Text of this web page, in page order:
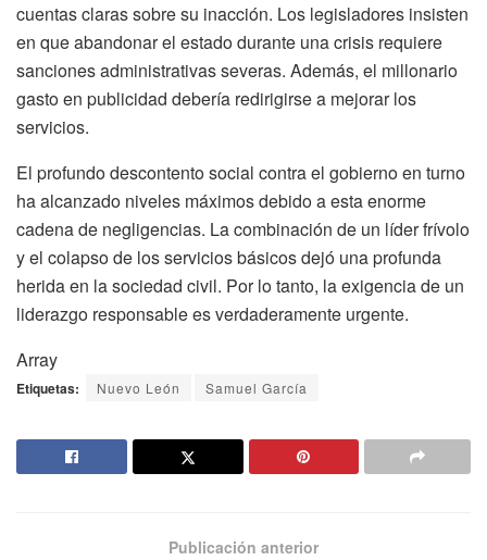
cuentas claras sobre su inacción. Los legisladores insisten
en que abandonar el estado durante una crisis requiere
sanciones administrativas severas. Además, el millonario
gasto en publicidad debería redirigirse a mejorar los
servicios.
El profundo descontento social contra el gobierno en turno
ha alcanzado niveles máximos debido a esta enorme
cadena de negligencias. La combinación de un líder frívolo
y el colapso de los servicios básicos dejó una profunda
herida en la sociedad civil. Por lo tanto, la exigencia de un
liderazgo responsable es verdaderamente urgente.
Array
Etiquetas: Nuevo León Samuel García
Publicación anterior